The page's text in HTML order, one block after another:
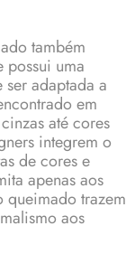
também
possui uma
adaptada a
em
até cores
integrem o
de cores e
apenas aos
queimado trazem
aos